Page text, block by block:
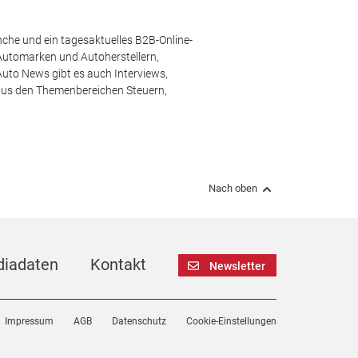
und ein tagesaktuelles B2B-Online-
und Autoherstellern,
News gibt es auch Interviews,
den Themenbereichen Steuern,
Nach oben
Kontakt Newsletter
Impressum AGB Datenschutz Cookie-Einstellungen